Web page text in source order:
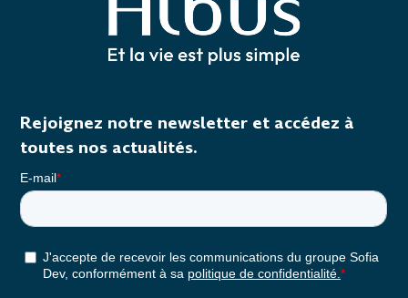
Rejoignez notre newsletter et accédez à
toutes nos actualités.